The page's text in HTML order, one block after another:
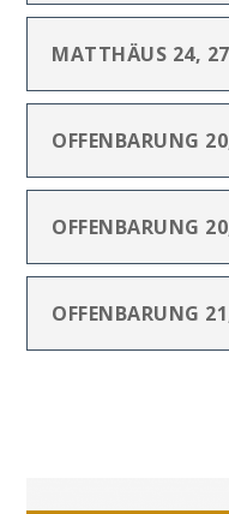
MATTHÄUS 24,
OFFENBARUNG
OFFENBARUNG
OFFENBARUNG